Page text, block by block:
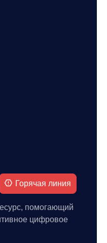
Горячая линия
помогающий
цифровое